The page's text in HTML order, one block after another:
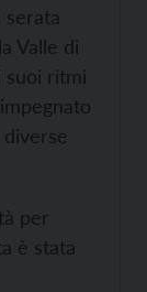
Valle di
suoi ritmi
per
è stata